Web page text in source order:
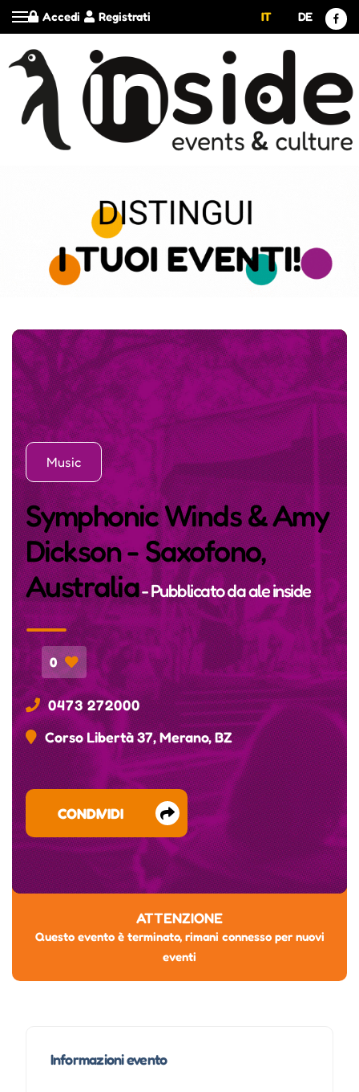
Registrati
Accedi IT DE
Music
Symphonic Winds & Amy
Dickson - Saxofono,
Australia- Pubblicato daale inside
0
0473 272000
Corso Libertà 37, Merano, BZ
CONDIVIDI
ATTENZIONE
Questo evento è terminato, rimani connesso per nuovi
eventi
Informazioni evento